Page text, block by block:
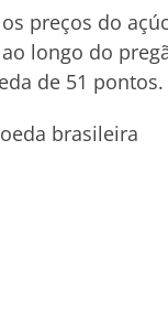
preços do
longo do
de 51 pontos.
brasileira